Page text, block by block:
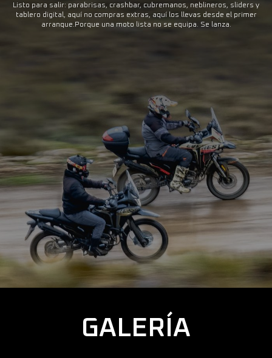
Listo para salir: parabrisas, crashbar, cubremanos, neblineros, sliders y
tablero digital, aquí no compras extras, aquí los llevas desde el primer
arranque.Porque una moto lista no se equipa. Se lanza.
GALERÍA